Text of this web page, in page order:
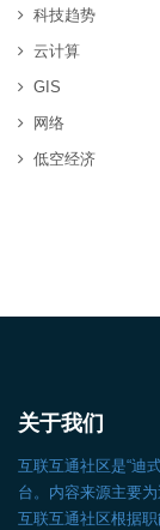
科技趋势
云计算
GIS
网络
低空经济
关于我们
互联互通社区是“迪
台。内容来源主要
互联互通社区根据职